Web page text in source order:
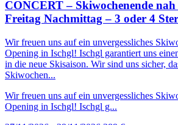
CONCERT – Skiwochenende
Freitag Nachmittag – 3 oder 4
Wir freuen uns auf ein unvergessliches
Opening in Ischgl! Ischgl garantiert uns
in die neue Skisaison. Wir sind uns sicher,
Skiwochen...
Wir freuen uns auf ein unvergessliches
Opening in Ischgl! Ischgl g...